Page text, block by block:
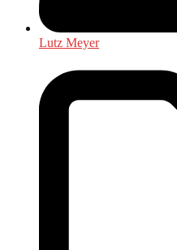
Lutz Meyer